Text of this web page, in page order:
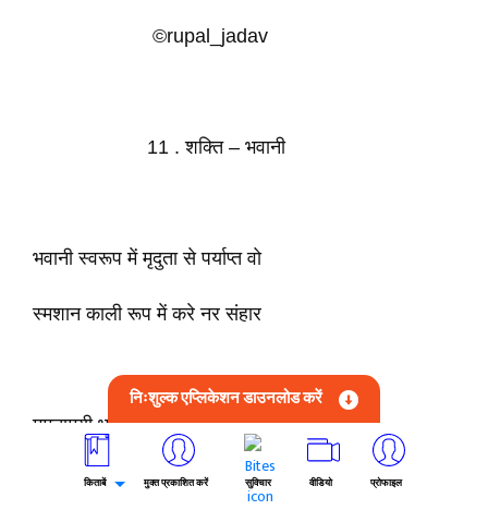
©rupal_jadav
11 . शक्ति – भवानी
भवानी स्वरूप में मृदुता से पर्याप्त वो
स्मशान काली रूप में करे नर संहार
ममतामयी भाव से पूर्ण मां भवानी वो
करती मेरे इस पावन हृदय में विहार
निःशुल्क एप्लिकेशन डाउनलोड करें
किताबें मुक्त प्रकाशित करें सुविचार वीडियो प्रोफाइल